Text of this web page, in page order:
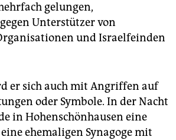
gelungen,
Unterstützer von
und Israelfeinden
er sich auch mit Angriffen auf
oder Symbole. In der Nacht
in Hohenschönhausen eine
ehemaligen Synagoge mit